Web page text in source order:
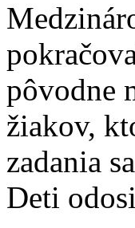
pôvodne
žiakov,
zadania
Deti